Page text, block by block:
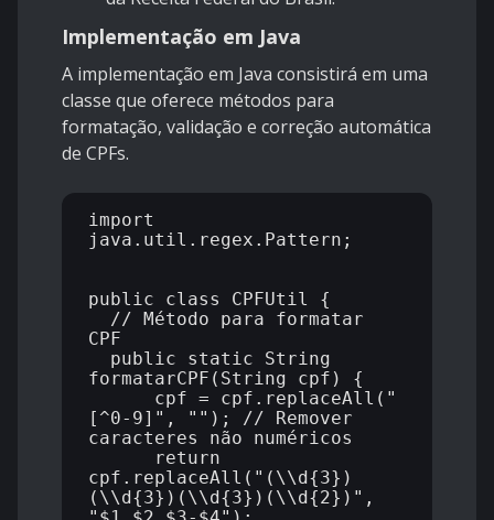
Implementação em Java
A implementação em Java consistirá em uma
classe que oferece métodos para
formatação, validação e correção automática
de CPFs.
import
java.util.regex.Pattern;
public class CPFUtil {
// Método para formatar
CPF
public static String
formatarCPF(String cpf) {
cpf = cpf.replaceAll("
[^0-9]", ""); // Remover
caracteres não numéricos
return
cpf.replaceAll("(\\d{3})
(\\d{3})(\\d{3})(\\d{2})",